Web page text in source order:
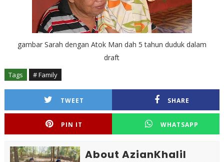
gambar Sarah dengan Atok Man dah 5 tahun duduk dalam
draft
Tags # Family
TWEET SHARE
PIN IT WHATSAPP
About AzianKhalil